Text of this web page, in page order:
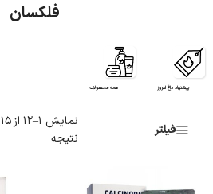
فلکسان
پیشنهاد داغ امروز همه محصولات
فیلتر
نمایش 1–12 از 15
نتیجه